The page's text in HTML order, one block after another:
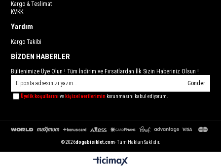
Kargo & Teslimat
KVKK
Yardım
Kargo Takibi
BİZDEN HABERLER
Bültenimize Üye Olun ! Tüm İndirim ve Fırsatlardan İlk Sizin Haberiniz Olsun !
Gönder
Üyelik koşullarınıve kişisel verilerimin korunmasını kabul ediyorum.
© 2026dogabisiklet.com- Tüm Hakları Saklıdır.